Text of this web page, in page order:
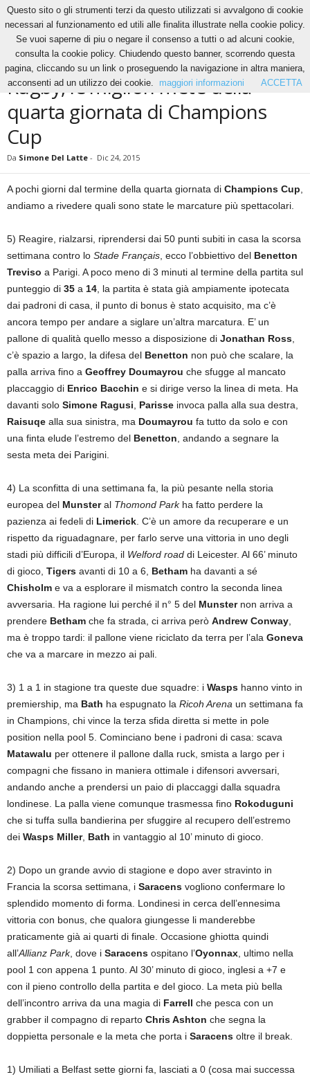
News Rugby, le migliori mete della quarta giornata di Champions Cup
NEWS ALTRI SPORT RUGBY
Rugby, le migliori mete della
quarta giornata di Champions
Cup
Da Simone Del Latte - Dic 24, 2015
A pochi giorni dal termine della quarta giornata di Champions Cup
andiamo a rivedere quali sono state le marcature più spettacolari.
5) Reagire, rialzarsi, riprendersi dai 50 punti subiti in casa la scorsa
settimana contro lo Stade Français , ecco l’obbiettivo del Benetton
Treviso a Parigi. A poco meno di 3 minuti al termine della partita sul
punteggio di 35 a 14 , la partita è stata già ampiamente ipotecata
dai padroni di casa, il punto di bonus è stato acquisito, ma c’è
ancora tempo per andare a siglare un’altra marcatura. E’ un
pallone di qualità quello messo a disposizione di Jonathan Ross
c’è spazio a largo, la difesa del Benetton non può che scalare, la
palla arriva fino a Geoffrey Doumayrou che sfugge al mancato
placcaggio di Enrico Bacchin e si dirige verso la linea di meta. Ha
davanti solo Simone Ragusi Parisse invoca palla alla sua destra,
Raisuqe alla sua sinistra, ma Doumayrou fa tutto da solo e con
una finta elude l’estremo del Benetton , andando a segnare la
sesta meta dei Parigini.
4) La sconfitta di una settimana fa, la più pesante nella storia
europea del Munsteral Thomond Parkha fatto perdere la
pazienza ai fedeli di Limerick . C’è un amore da recuperare e un
rispetto da riguadagnare, per farlo serve una vittoria in uno degli
stadi più difficili d’Europa, il Welford road di Leicester. Al 66’ minuto
di gioco, Tigers avanti di 10 a 6, Betham ha davanti a sé
Chisholm e va a esplorare il mismatch contro la seconda linea
avversaria. Ha ragione lui perché il n° 5 del Munsternon arriva a
prendere Betham che fa strada, ci arriva però Andrew Conway
ma è troppo tardi: il pallone viene riciclato da terra per l’ala Goneva
che va a marcare in mezzo ai pali.
3) 1 a 1 in stagione tra queste due squadre: i Wasps hanno vinto in
premiership, ma Bath ha espugnato la Ricoh Arena un settimana fa
in Champions, chi vince la terza sfida diretta si mette in pole
position nella pool 5. Cominciano bene i padroni di casa: scava
Matawalu per ottenere il pallone dalla ruck, smista a largo per i
compagni che fissano in maniera ottimale i difensori avversari,
andando anche a prendersi un paio di placcaggi dalla squadra
londinese. La palla viene comunque trasmessa fino Rokoduguni
che si tuffa sulla bandierina per sfuggire al recupero dell’estremo
dei Wasps Miller, Bath in vantaggio al 10’ minuto di gioco.
2) Dopo un grande avvio di stagione e dopo aver stravinto in
Francia la scorsa settimana, i Saracens vogliono confermare lo
splendido momento di forma. Londinesi in cerca dell’ennesima
vittoria con bonus, che qualora giungesse li manderebbe
praticamente già ai quarti di finale. Occasione ghiotta quindi
all’Allianz Park, dove i Saracens ospitano l’Oyonnax , ultimo nella
pool 1 con appena 1 punto. Al 30’ minuto di gioco, inglesi a +7 e
con il pieno controllo della partita e del gioco. La meta più bella
dell’incontro arriva da una magia di Farrell che pesca con un
grabber il compagno di reparto Chris Ashton che segna la
doppietta personale e la meta che porta i Saracens oltre il break.
1) Umiliati a Belfast sette giorni fa, lasciati a 0 (cosa mai successa
Questo sito o gli strumenti terzi da questo utilizzati si avvalgono di cookie
necessari al funzionamento ed utili alle finalita illustrate nella cookie policy.
Se vuoi saperne di piu o negare il consenso a tutti o ad alcuni cookie,
consulta la cookie policy. Chiudendo questo banner, scorrendo questa
pagina, cliccando su un link o proseguendo la navigazione in altra maniera,
acconsenti ad un utilizzo dei cookie.
maggiori informazioni ACCETTA